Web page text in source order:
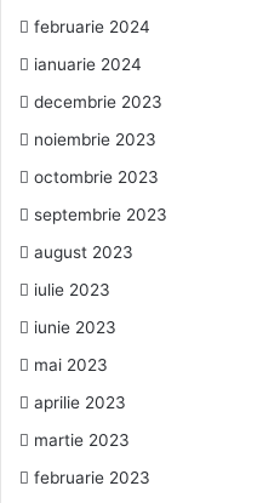
februarie 2024
ianuarie 2024
decembrie 2023
noiembrie 2023
octombrie 2023
septembrie 2023
august 2023
iulie 2023
iunie 2023
mai 2023
aprilie 2023
martie 2023
februarie 2023